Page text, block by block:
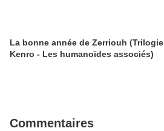
La bonne année de Zerriouh (Trilogie
Kenro - Les humanoïdes associés)
Commentaires